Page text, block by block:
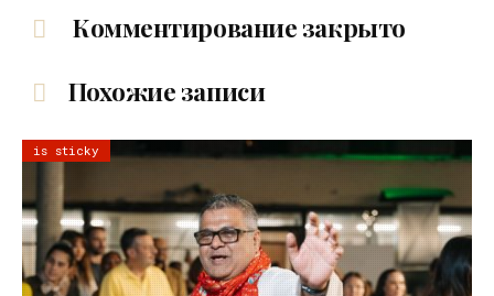
Комментирование закрыто
Похожие записи
is sticky